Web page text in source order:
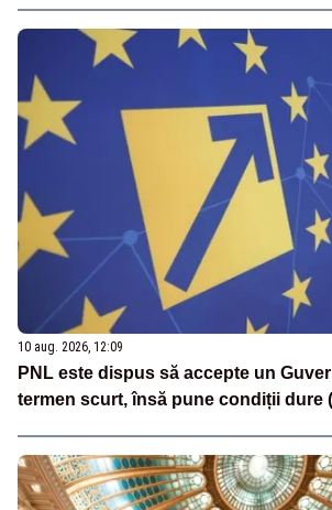
10 aug. 2026, 12:09
PNL este dispus să accepte un
termen scurt, însă pune condiții dure